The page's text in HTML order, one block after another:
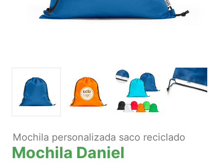
Mochila personalizada saco reciclado
Mochila Daniel